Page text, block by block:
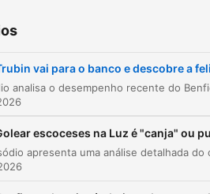
Clique em um capítulo para ir diretamente ao
a Lei Prestiani calou a boca
vai para o banco e descobre a
escoceses na Luz é "canja" ou